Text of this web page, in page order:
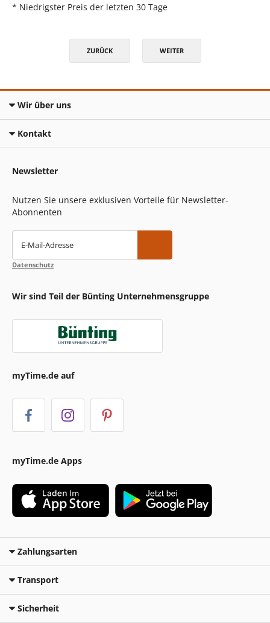
* Niedrigster Preis der letzten 30 Tage
ZURÜCK WEITER
Wir über uns
Kontakt
Newsletter
Nutzen Sie unsere exklusiven Vorteile für Newsletter-
Abonnenten
E-Mail-Adresse
Datenschutz
Wir sind Teil der Bünting Unternehmensgruppe
myTime.de auf
myTime.de Apps
Zahlungsarten
Transport
Sicherheit